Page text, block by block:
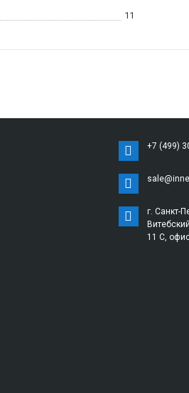
11
+7 (499)
г. Санкт-
11 С,